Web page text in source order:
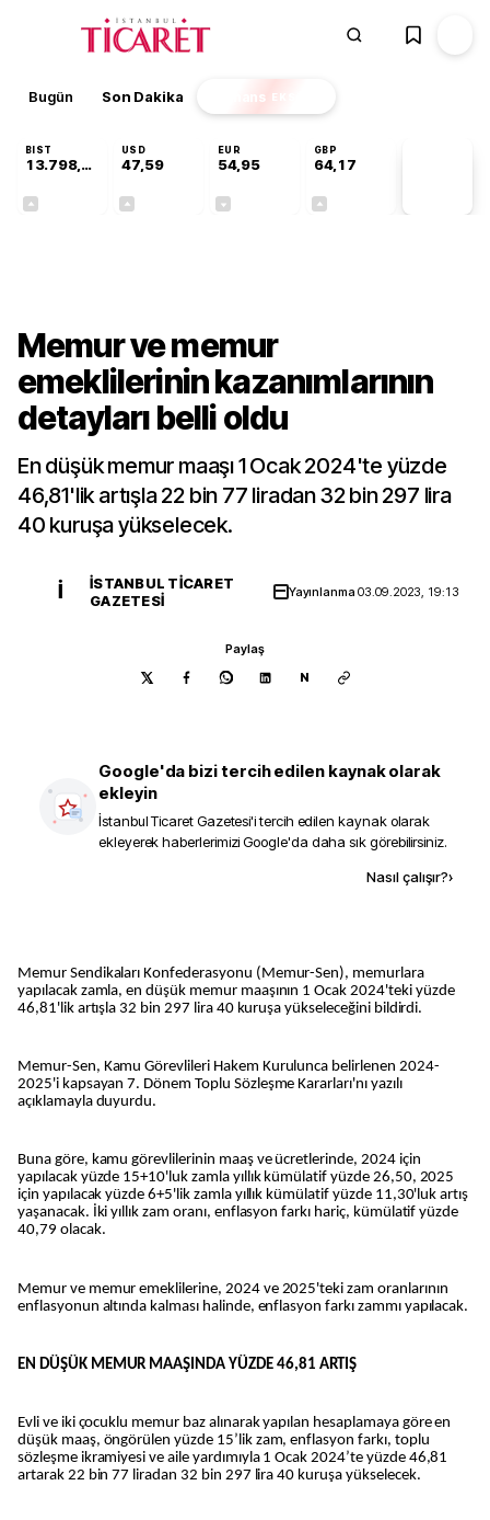
Bugün Son Dakika Finans EKSTRA
BIST
13.798,82
USD
47,59
EUR
54,95
GBP
64,17
Memur ve memur
emeklilerinin kazanımlarının
detayları belli oldu
En düşük memur maaşı 1 Ocak 2024'te yüzde
46,81'lik artışla 22 bin 77 liradan 32 bin 297 lira
40 kuruşa yükselecek.
İ
İSTANBUL TICARET
GAZETESI
Yayınlanma03.09.2023, 19:13
Paylaş
N
Google'da bizi tercih edilen kaynak olarak
ekleyin
İstanbul Ticaret Gazetesi'i tercih edilen kaynak olarak
ekleyerek haberlerimizi Google'da daha sık görebilirsiniz.
Nasıl çalışır?›
Memur Sendikaları Konfederasyonu (Memur-Sen), memurlara
yapılacak zamla, en düşük memur maaşının 1 Ocak 2024'teki yüzde
46,81'lik artışla 32 bin 297 lira 40 kuruşa yükseleceğini bildirdi.
Memur-Sen, Kamu Görevlileri Hakem Kurulunca belirlenen 2024-
2025'i kapsayan 7. Dönem Toplu Sözleşme Kararları'nı yazılı
açıklamayla duyurdu.
Buna göre, kamu görevlilerinin maaş ve ücretlerinde, 2024 için
yapılacak yüzde 15+10'luk zamla yıllık kümülatif yüzde 26,50, 2025
için yapılacak yüzde 6+5'lik zamla yıllık kümülatif yüzde 11,30'luk artış
yaşanacak. İki yıllık zam oranı, enflasyon farkı hariç, kümülatif yüzde
40,79 olacak.
Memur ve memur emeklilerine, 2024 ve 2025'teki zam oranlarının
enflasyonun altında kalması halinde, enflasyon farkı zammı yapılacak.
EN DÜŞÜK MEMUR MAAŞINDA YÜZDE 46,81 ARTIŞ
Evli ve iki çocuklu memur baz alınarak yapılan hesaplamaya göre en
düşük maaş, öngörülen yüzde 15’lik zam, enflasyon farkı, toplu
sözleşme ikramiyesi ve aile yardımıyla 1 Ocak 2024’te yüzde 46,81
artarak 22 bin 77 liradan 32 bin 297 lira 40 kuruşa yükselecek.